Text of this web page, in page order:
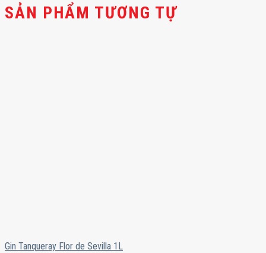
SẢN PHẨM TƯƠNG TỰ
Gin Tanqueray Flor de Sevilla 1L